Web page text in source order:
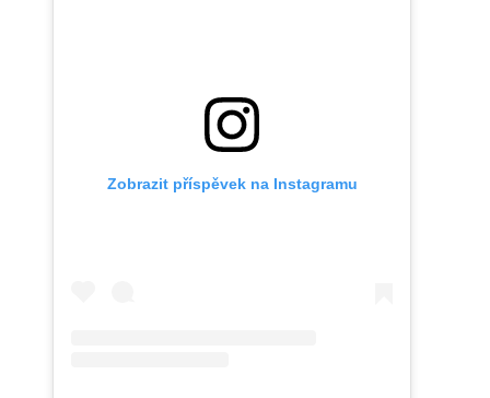
Zobrazit příspěvek na Instagramu